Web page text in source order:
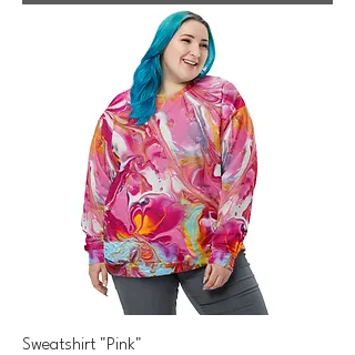
Sweatshirt "Pink"